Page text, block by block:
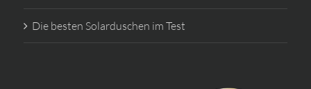
Die besten Solarduschen im Test